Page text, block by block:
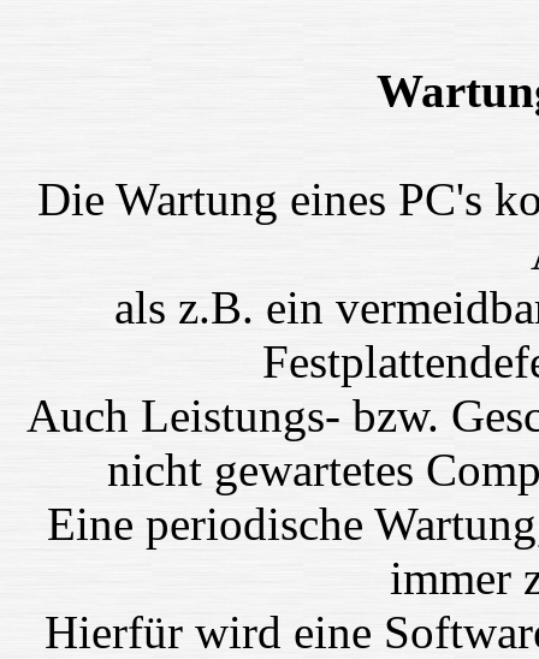
Die Wartung eines PC's
als z.B. ein
Auch Leistungs- bzw.
nicht gewartetes
Eine periodische
immer
Hierfür wird eine